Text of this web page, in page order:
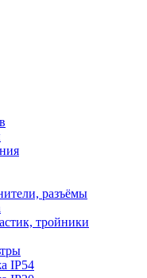
разъёмы
тройники
IP54